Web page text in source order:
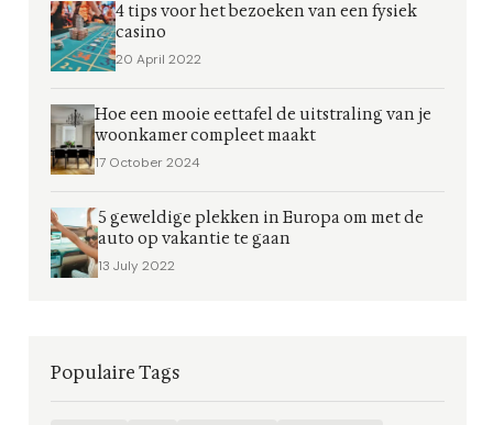
4 tips voor het bezoeken van een fysiek
casino
20 April 2022
Hoe een mooie eettafel de uitstraling van je
woonkamer compleet maakt
17 October 2024
5 geweldige plekken in Europa om met de
auto op vakantie te gaan
13 July 2022
Populaire Tags